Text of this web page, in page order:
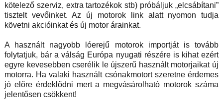
kötelező szerviz, extra tartozékok stb) próbáljuk „elcsábítani”
tisztelt vevőinket. Az új motorok link alatt nyomon tudja
követni akcióinkat és új motor árainkat.
A használt nagyobb lóerejű motorok importját is tovább
folytatjuk, bár a válság Európa nyugati részére is kihat ezért
egyre kevesebben cserélik le újszerű használt motorjaikat új
motorra. Ha valaki használt csónakmotort szeretne érdemes
jó előre érdeklődni mert a megvásárolható motorok száma
jelentősen csökkent!